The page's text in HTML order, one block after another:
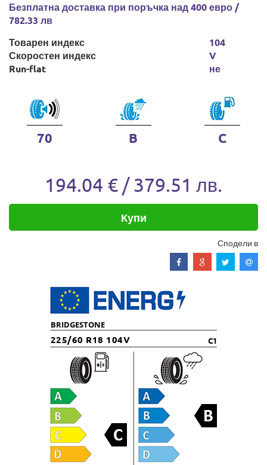
Безплатна доставка при поръчка над 400 евро /
782.33 лв
Товарен индекс
Скоростен индекс
Run-flat
104
V
не
70 B C
194.04 € / 379.51 лв.
Купи
Сподели в
BRIDGESTONE
225/60 R18 104V C1